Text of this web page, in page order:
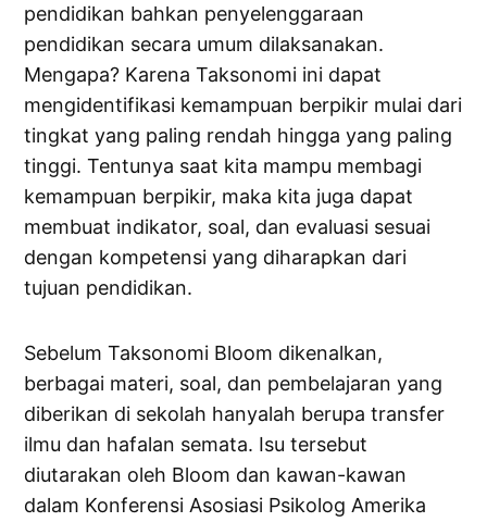
pendidikan bahkan penyelenggaraan
pendidikan secara umum dilaksanakan.
Mengapa? Karena Taksonomi ini dapat
mengidentifikasi kemampuan berpikir mulai dari
tingkat yang paling rendah hingga yang paling
tinggi. Tentunya saat kita mampu membagi
kemampuan berpikir, maka kita juga dapat
membuat indikator, soal, dan evaluasi sesuai
dengan kompetensi yang diharapkan dari
tujuan pendidikan.
Sebelum Taksonomi Bloom dikenalkan,
berbagai materi, soal, dan pembelajaran yang
diberikan di sekolah hanyalah berupa transfer
ilmu dan hafalan semata. Isu tersebut
diutarakan oleh Bloom dan kawan-kawan
dalam Konferensi Asosiasi Psikolog Amerika